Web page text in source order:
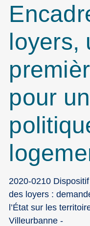
loyers,
pour
2020-0210
des loyers :
l’État sur les
Villeurbanne -